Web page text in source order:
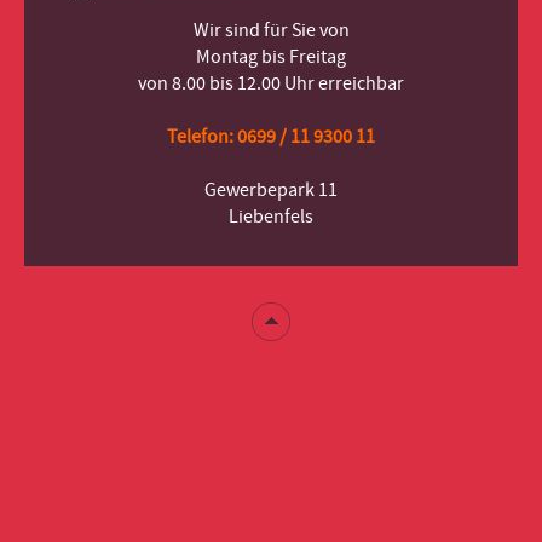
Wir sind für Sie von
Montag bis Freitag
von 8.00 bis 12.00 Uhr erreichbar
Telefon: 0699 / 11 9300 11
Gewerbepark 11
Liebenfels